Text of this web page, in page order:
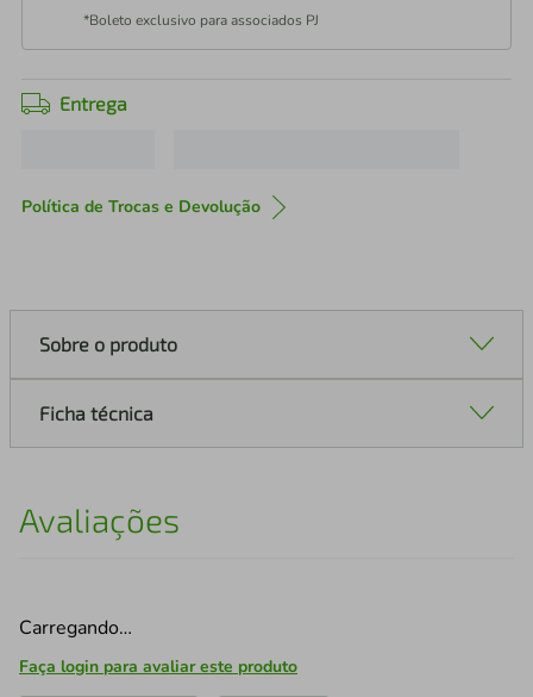
*Boleto exclusivo para associados PJ
Entrega
Política de Trocas e Devolução
Sobre o produto
Ficha técnica
Avaliações
Carregando…
Faça login para avaliar este produto